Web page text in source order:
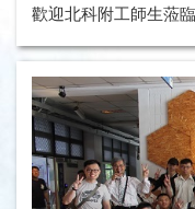
歡迎北科附工師生蒞